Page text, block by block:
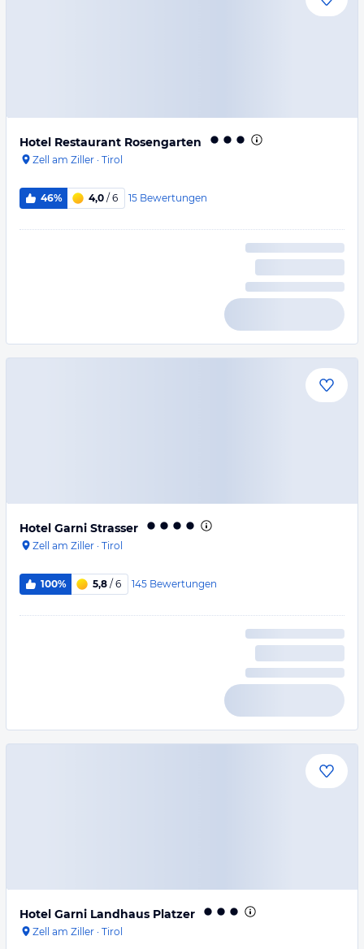
Hotel Restaurant Rosengarten
Zell am Ziller · Tirol
46% 4,0 / 6 15 Bewertungen
Hotel Garni Strasser
Zell am Ziller · Tirol
100% 5,8 / 6 145 Bewertungen
Hotel Garni Landhaus Platzer
Zell am Ziller · Tirol